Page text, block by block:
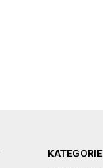
KATEGORIE